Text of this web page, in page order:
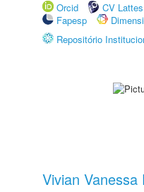
Orcid
CV Lattes
Fapesp
Repositório
Vivian Vanessa